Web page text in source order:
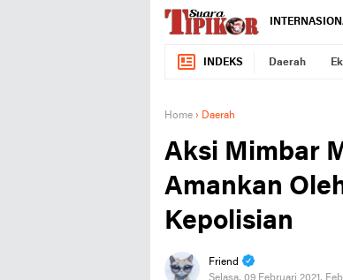
INDEKS Daerah
Home › Daerah
Aksi Mimbar
Amankan
Kepolisian
Friend